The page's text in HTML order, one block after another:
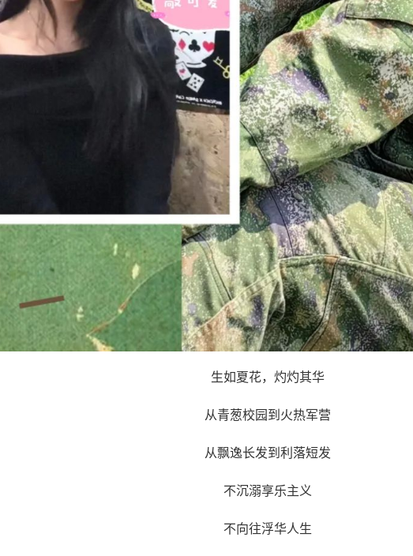
生如夏花，灼灼其华
从青葱校园到火热军营
从飘逸长发到利落短发
不沉溺享乐主义
不向往浮华人生